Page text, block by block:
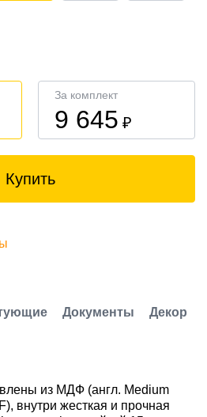
За комплект
9 645 ₽
Купить
Документы Декор
из МДФ (англ. Medium
внутри жесткая и прочная